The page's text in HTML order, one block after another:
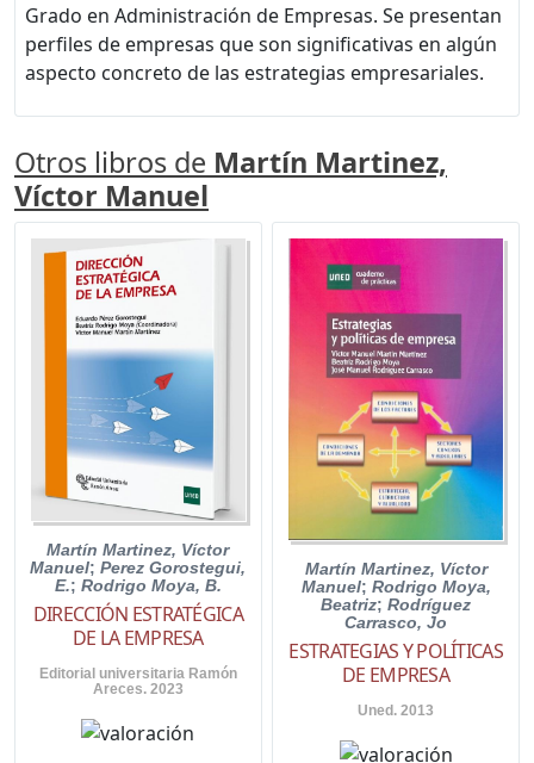
Grado en Administración de Empresas. Se presentan
perfiles de empresas que son significativas en algún
aspecto concreto de las estrategias empresariales.
Otros libros de Martín Martinez,
Víctor Manuel
Martín Martinez, Víctor
Manuel;Perez Gorostegui,
E.; Rodrigo Moya, B.
DIRECCIÓN ESTRATÉGICA
DE LA EMPRESA
Editorial universitaria Ramón
Areces. 2023
Martín Martinez, Víctor
Manuel; Rodrigo Moya,
Beatriz;Rodríguez
Carrasco, Jo
ESTRATEGIAS Y POLÍTICAS
DE EMPRESA
Uned. 2013